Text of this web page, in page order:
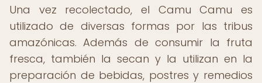
Una vez recolectado, el Camu Camu es
utilizado de diversas formas por las tribus
amazónicas. Además de consumir la fruta
fresca, también la secan y la utilizan en la
preparación de bebidas, postres y remedios